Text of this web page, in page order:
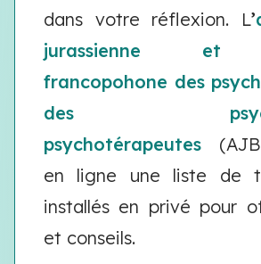
dans votre réflexion. L’
jurassienne et
francopohone des
des
psychotérapeutes
en ligne une liste de
installés en privé pour
et conseils.